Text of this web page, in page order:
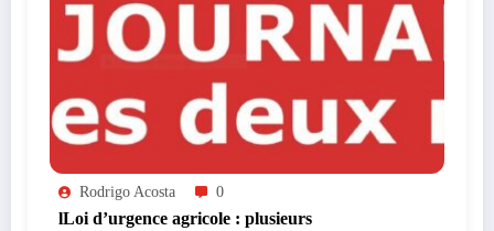
Rodrigo Acosta 0
lLoi d’urgence agricole : plusieurs